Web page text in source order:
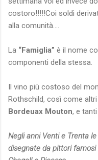
costoro!!!!!Coi soldi
alla comunità....
La “Famiglia” è il nome
componenti della stessa.
Il vino più costoso del
Rothschild, così come altri
Bordeuax Mouton, e tanti
Negli anni Venti e Trenta
disegnate da pittori famosi